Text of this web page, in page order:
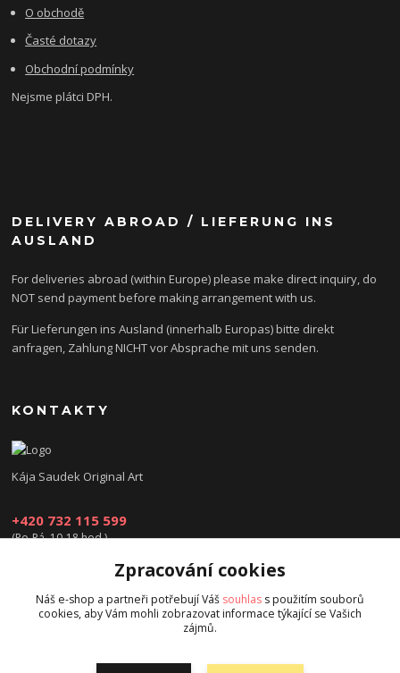
O obchodě
Časté dotazy
Obchodní podmínky
Nejsme plátci DPH.
DELIVERY ABROAD / LIEFERUNG INS
AUSLAND
For deliveries abroad (within Europe) please make direct inquiry, do
NOT send payment before making arrangement with us.
Für Lieferungen ins Ausland (innerhalb Europas) bitte direkt
anfragen, Zahlung NICHT vor Absprache mit uns senden.
KONTAKTY
Kája Saudek Original Art
+420 732 115 599
(Po-Pá, 10-18 hod.)
obchod@kajasaudek.cz
Zpracování cookies
Náš e-shop a partneři potřebují Váš souhlas s použitím souborů
cookies, aby Vám mohli zobrazovat informace týkající se Vašich
zájmů.